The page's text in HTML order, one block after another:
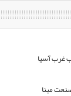
غرب آسیا
مبنا